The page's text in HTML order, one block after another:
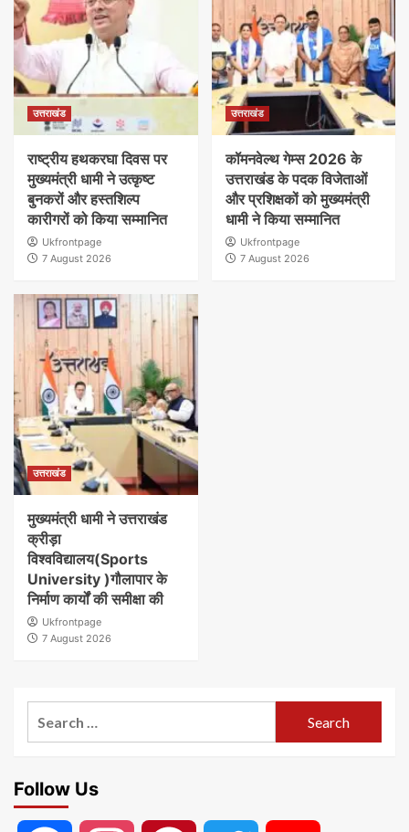
उत्तराखंड
राष्ट्रीय हथकरघा दिवस पर
मुख्यमंत्री धामी ने उत्कृष्ट
बुनकरों और हस्तशिल्प
कारीगरों को किया सम्मानित
Ukfrontpage
7 August 2026
उत्तराखंड
कॉमनवेल्थ गेम्स 2026 के
उत्तराखंड के पदक विजेताओं
और प्रशिक्षकों को मुख्यमंत्री
धामी ने किया सम्मानित
Ukfrontpage
7 August 2026
उत्तराखंड
मुख्यमंत्री धामी ने उत्तराखंड
क्रीड़ा
विश्वविद्यालय(Sports
University )गौलापार के
निर्माण कार्यों की समीक्षा की
Ukfrontpage
7 August 2026
Follow Us